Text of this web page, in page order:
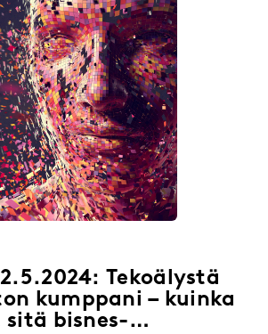
Tekoälystä
kumppani – kuinka
bisnes-